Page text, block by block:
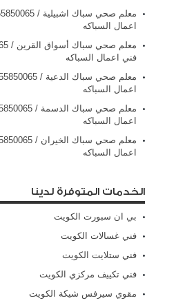
اعمال السباكه
فني اعمال السباكه
اعمال السباكه
اعمال السباكه
اعمال السباكه
الخدمات المتوفرة لدينا
بي ان سبورت الكويت
فني غسالات الكويت
فني ستلايت الكويت
فني تكييف مركزي الكويت
مقوي سيرفس شيكة الكويت